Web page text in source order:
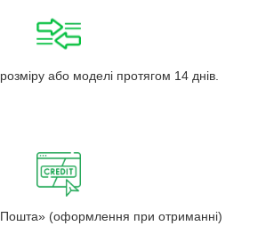
або моделі протягом 14 днів.
Пошта» (оформлення при отриманні)